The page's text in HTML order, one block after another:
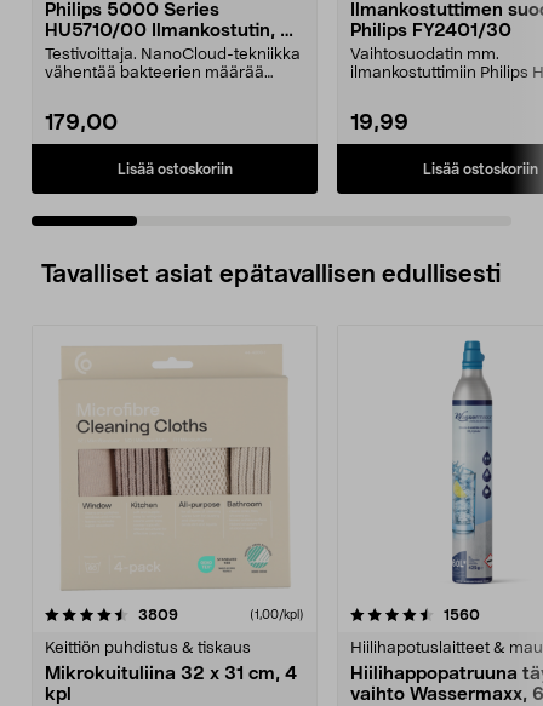
Philips 5000 Series
HU5710/00 Ilmankostutin, 56
m2
Testivoittaja. NanoCloud-tekniikka
vähentää bakteerien määrää
179,00
Lisää ostoskoriin
Ilmankostuttimen
Philips FY2401/30
Vaihtosuodatin mm.
ilmankostuttimiin Philips
19,99
Lisää ostoskoriin
Tavalliset asiat epätavallisen edullisesti
3809arvostelut (1,00/kpl)
Keittiön puhdistus & tiskaus
Mikrokuituliina 32 x 31 cm, 4
kpl
4.5viidestä
1560
Hiilihapotuslaitteet &
Hiilihappopatruuna
vaihto Wassermaxx,
4.5viidestä